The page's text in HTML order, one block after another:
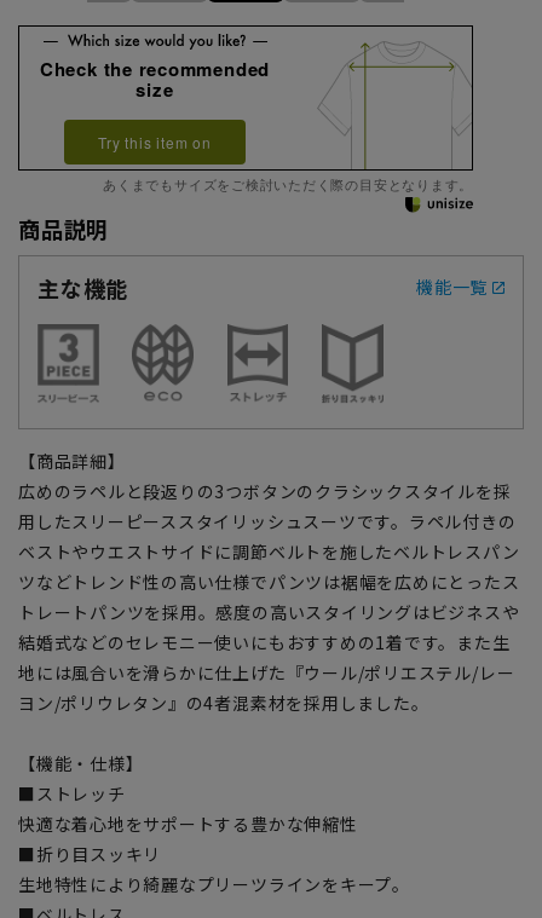
Check the recommended
size
Try this item on
あくまでもサイズをご検討いただく際の目安となります。
商品説明
主な機能
機能一覧
【商品詳細】
広めのラペルと段返りの3つボタンのクラシックスタイルを採
用したスリーピーススタイリッシュスーツです。ラペル付きの
ベストやウエストサイドに調節ベルトを施したベルトレスパン
ツなどトレンド性の高い仕様でパンツは裾幅を広めにとったス
トレートパンツを採用。感度の高いスタイリングはビジネスや
結婚式などのセレモニー使いにもおすすめの1着です。また生
地には風合いを滑らかに仕上げた『ウール/ポリエステル/レー
ヨン/ポリウレタン』の4者混素材を採用しました。
【機能・仕様】
■ストレッチ
快適な着心地をサポートする豊かな伸縮性
■折り目スッキリ
生地特性により綺麗なプリーツラインをキープ。